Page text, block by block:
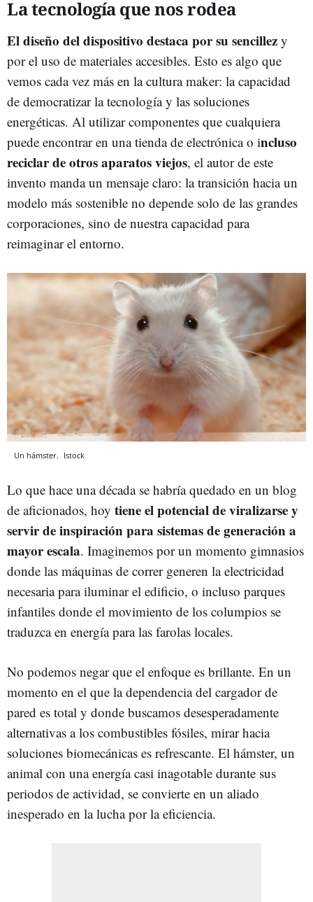
La tecnología que nos rodea
El diseño del dispositivo destaca por su sencillez y
por el uso de materiales accesibles. Esto es algo que
vemos cada vez más en la cultura maker: la capacidad
de democratizar la tecnología y las soluciones
energéticas. Al utilizar componentes que cualquiera
puede encontrar en una tienda de electrónica o incluso
reciclar de otros aparatos viejos, el autor de este
invento manda un mensaje claro: la transición hacia un
modelo más sostenible no depende solo de las grandes
corporaciones, sino de nuestra capacidad para
reimaginar el entorno.
Un hámster. Istock
Lo que hace una década se habría quedado en un blog
de aficionados, hoy tiene el potencial de viralizarse y
servir de inspiración para sistemas de generación a
mayor escala. Imaginemos por un momento gimnasios
donde las máquinas de correr generen la electricidad
necesaria para iluminar el edificio, o incluso parques
infantiles donde el movimiento de los columpios se
traduzca en energía para las farolas locales.
No podemos negar que el enfoque es brillante. En un
momento en el que la dependencia del cargador de
pared es total y donde buscamos desesperadamente
alternativas a los combustibles fósiles, mirar hacia
soluciones biomecánicas es refrescante. El hámster, un
animal con una energía casi inagotable durante sus
periodos de actividad, se convierte en un aliado
inesperado en la lucha por la eficiencia.